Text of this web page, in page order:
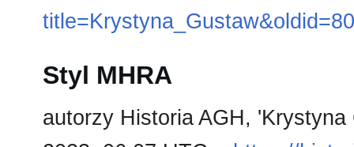
Styl MHRA
autorzy Historia AGH,